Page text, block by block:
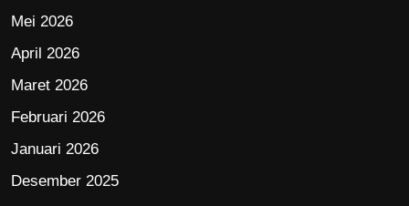
Mei 2026
April 2026
Maret 2026
Februari 2026
Januari 2026
Desember 2025